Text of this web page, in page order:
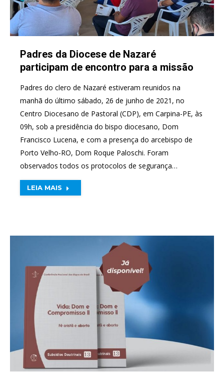
Padres da Diocese de Nazaré
participam de encontro para a missão
Padres do clero de Nazaré estiveram reunidos na
manhã do último sábado, 26 de junho de 2021, no
Centro Diocesano de Pastoral (CDP), em Carpina-PE, às
09h, sob a presidência do bispo diocesano, Dom
Francisco Lucena, e com a presença do arcebispo de
Porto Velho-RO, Dom Roque Paloschi. Foram
observados todos os protocolos de segurança…
LEIA MAIS